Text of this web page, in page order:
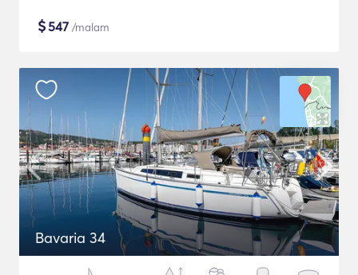
$547 /malam
Bavaria 34